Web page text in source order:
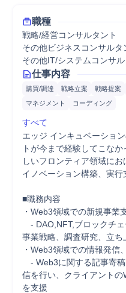
職種
戦略/経営コンサルタント
その他ビジネスコンサルタ
その他IT/システムコンサル
仕事内容
購買/調達 戦略立案 戦略提案
マネジメント
コーディング
すべて
エッジ インキュベーショ
トが今まで経験してこな
しいフロンティア領域にお
イノベーション構築、実行
■職務内容
・Web3領域での新規事業
- DAO,NFT,ブロックチ
事業戦略、調査研究、立ち
・Web3領域での情報発信
- Web3に関する記事寄
信を行い、クライアント
を支援